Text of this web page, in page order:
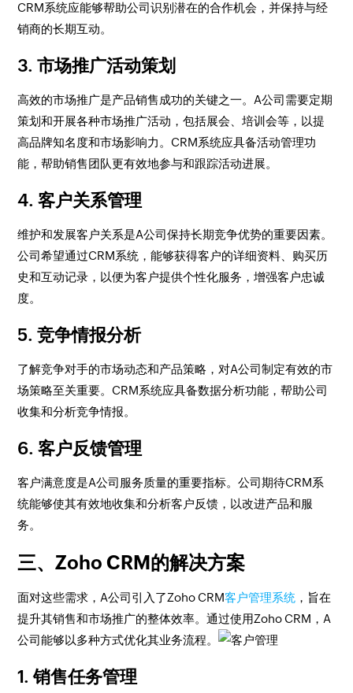
CRM系统应能够帮助公司识别潜在的合作机会，并保持与经
销商的长期互动。
3. 市场推广活动策划
高效的市场推广是产品销售成功的关键之一。A公司需要定期
策划和开展各种市场推广活动，包括展会、培训会等，以提
高品牌知名度和市场影响力。CRM系统应具备活动管理功
能，帮助销售团队更有效地参与和跟踪活动进展。
4. 客户关系管理
维护和发展客户关系是A公司保持长期竞争优势的重要因素。
公司希望通过CRM系统，能够获得客户的详细资料、购买历
史和互动记录，以便为客户提供个性化服务，增强客户忠诚
度。
5. 竞争情报分析
了解竞争对手的市场动态和产品策略，对A公司制定有效的市
场策略至关重要。CRM系统应具备数据分析功能，帮助公司
收集和分析竞争情报。
6. 客户反馈管理
客户满意度是A公司服务质量的重要指标。公司期待CRM系
统能够使其有效地收集和分析客户反馈，以改进产品和服
务。
三、Zoho CRM的解决方案
面对这些需求，A公司引入了Zoho CRM客户管理系统 ，旨在
提升其销售和市场推广的整体效率。通过使用Zoho CRM，A
公司能够以多种方式优化其业务流程。
1. 销售任务管理